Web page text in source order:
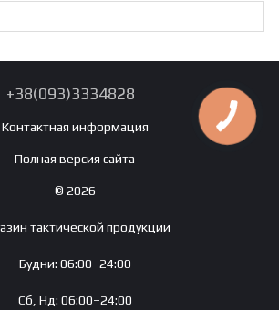
+38(093)3334828
Контактная информация
Полная версия сайта
© 2026
тактической продукции
Будни: 06:00–24:00
Сб, Нд: 06:00–24:00